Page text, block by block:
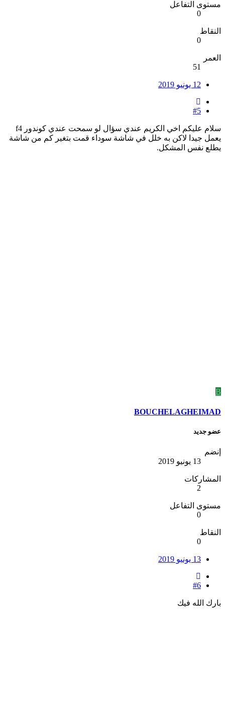
مستوى التفاعل
0
النقاط
0
العمر
51
12 يونيو 2019
#5
سلام عليكم اخي الكريم عندي سؤال لو سمحت عندي كوندور f4
يعمل جيدا لاكن به خلل في شاشة سوداء قمت بتغير كم من شاشة
يطلع نفس المشكل.
B
BOUCHELAGHEIMAD
عضو جديد
إنضم
13 يونيو 2019
المشاركات
2
مستوى التفاعل
0
النقاط
0
13 يونيو 2019
#6
بارك الله فيك